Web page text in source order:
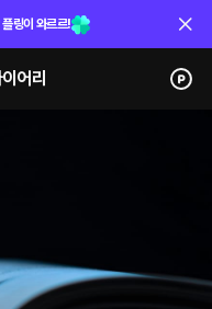
링이 와르르!
어리